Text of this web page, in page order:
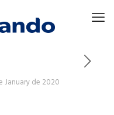
January de 2020